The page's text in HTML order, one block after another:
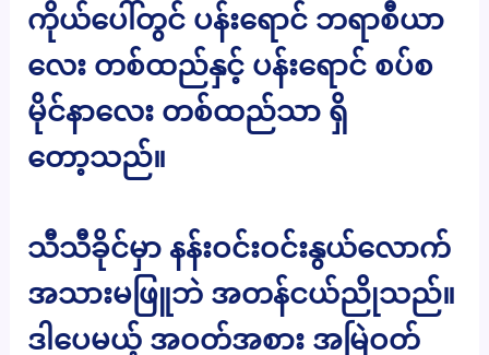
ကိုယ်ပေါ်တွင် ပန်းရောင် ဘရာစီယာ
လေး တစ်ထည်နှင့် ပန်းရောင် စပ်စ
မိုင်နာလေး တစ်ထည်သာ ရှိ
တော့သည်။
သီသီခိုင်မှာ နန်းဝင်းဝင်းနွယ်လောက်
အသားမဖြူဘဲ အတန်ငယ်ညိုသည်။
ဒါပေမယ့် အဝတ်အစား အမြဲဝတ်